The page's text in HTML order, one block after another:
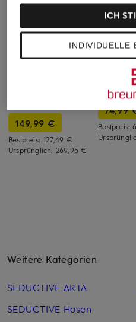
149,99 €
Bestpreis:127,49 €
Ursprünglich: 269,95 €
74,99
Bestpreis:
Weitere Kategorien
SEDUCTIVE ARTA
SEDUCTIVE Hosen
INDIVIDUELLE
ICH